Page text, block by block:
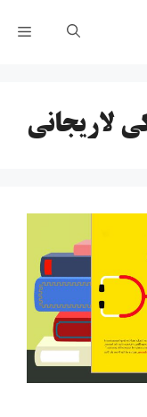
لاریجانی